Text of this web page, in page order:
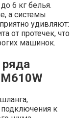
6 кг белья.
а системы
удивляют:
от протечек, что
машинок.
к